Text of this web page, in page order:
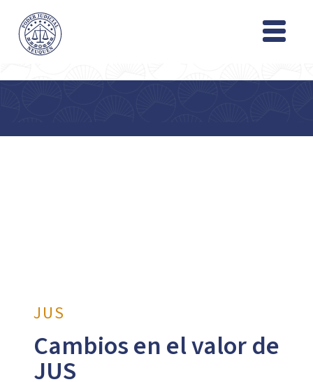
JUS
Cambios en el valor de
JUS